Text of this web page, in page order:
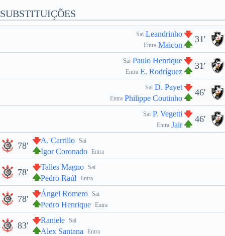
SUBSTITUIÇÕES
31'
Sai Leandrinho
Entra Maicon
31'
Sai Paulo Henrique
Entra E. Rodríguez
46'
Sai D. Payet
Entra Philippe Coutinho
46'
Sai P. Vegetti
Entra Jair
Sai
A. Carrillo
Entra
Igor Coronado
78'
Sai
Talles Magno
Entra
Pedro Raúl
78'
Sai
Ángel Romero
Entra
Pedro Henrique
78'
Sai
Raniele
Entra
Alex Santana
83'